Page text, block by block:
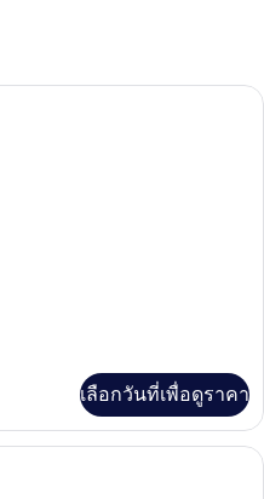
มินิบาร์, ตู้นิรภัยในห้องพัก, โต๊ะทำงาน,
เลือกวันที่เพื่อดูราคา
Deluxe Sea Front | มินิบาร์, ตู้นิรภัยใ